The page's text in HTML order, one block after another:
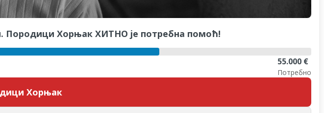
Породици Хорњак ХИТНО је потребна помоћ!
55.000 €
Потребно
Хорњак